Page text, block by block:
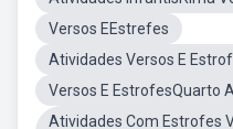
Versos EEstrefes
Atividades Versos E
Versos E EstrofesQuarto
Atividades Com Estrofes